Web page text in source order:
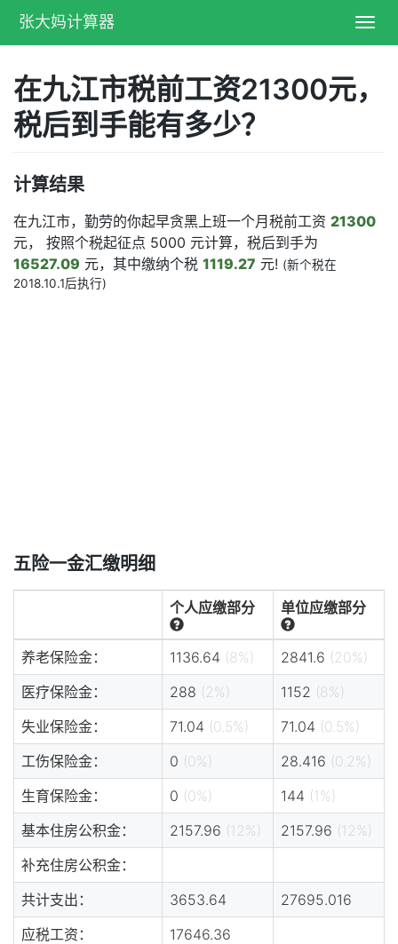
张大妈计算器
在九江市税前工资21300元，
税后到手能有多少？
计算结果
在九江市，勤劳的你起早贪黑上班一个月税前工资 21300
元， 按照个税起征点 5000 元计算，税后到手为
16527.09 元，其中缴纳个税 1119.27 元! (新个税在
2018.10.1后执行)
五险一金汇缴明细
个人应缴部分 单位应缴部分
养老保险金： 1136.64 (8%) 2841.6 (20%)
医疗保险金：
288 (2%) 1152 (8%)
失业保险金：
71.04 (0.5%) 71.04 (0.5%)
工伤保险金：
0 (0%) 28.416 (0.2%)
生育保险金：
0 (0%) 144 (1%)
基本住房公积金：
2157.96 (12%) 2157.96 (12%)
补充住房公积金：
共计支出：
3653.64
27695.016
应税工资：
17646.36